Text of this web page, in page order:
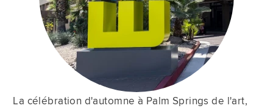
La célébration d'automne à Palm Springs de l'art,